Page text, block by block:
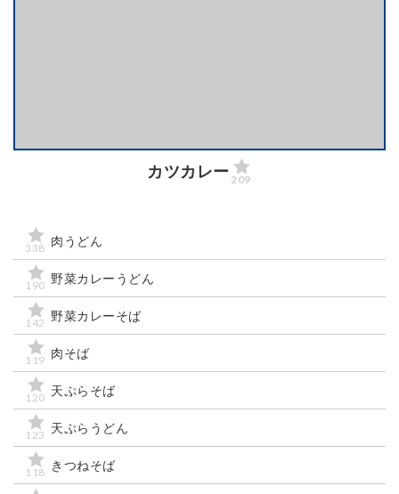
カツカレー 209
338 肉うどん
190 野菜カレーうどん
142 野菜カレーそば
119 肉そば
120 天ぷらそば
123 天ぷらうどん
118 きつねそば